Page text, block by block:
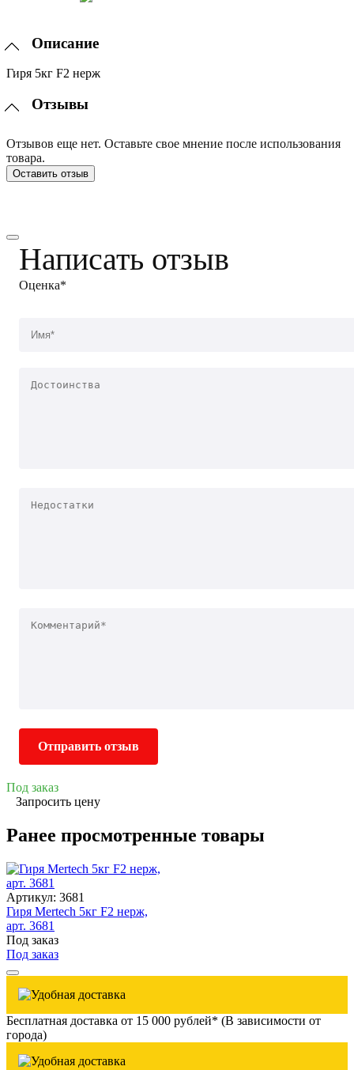
Описание
Гиря 5кг F2 нерж
Отзывы
Отзывов еще нет. Оставьте свое мнение после использования
товара.
Оставить отзыв
Написать отзыв
Оценка*
Отправить отзыв
Под заказ
Запросить цену
Ранее просмотренные товары
Артикул: 3681
Гиря Mertech 5кг F2 нерж,
арт. 3681
Под заказ
Под заказ
Бесплатная доставка от 15 000 рублей* (В зависимости от
города)